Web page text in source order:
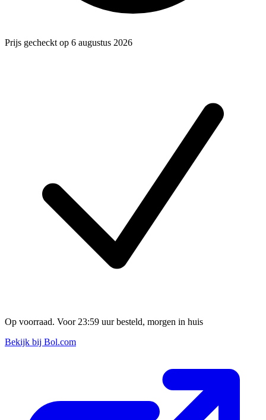
Prijs gecheckt op 6 augustus 2026
Op voorraad. Voor 23:59 uur besteld, morgen in huis
Bekijk bij Bol.com